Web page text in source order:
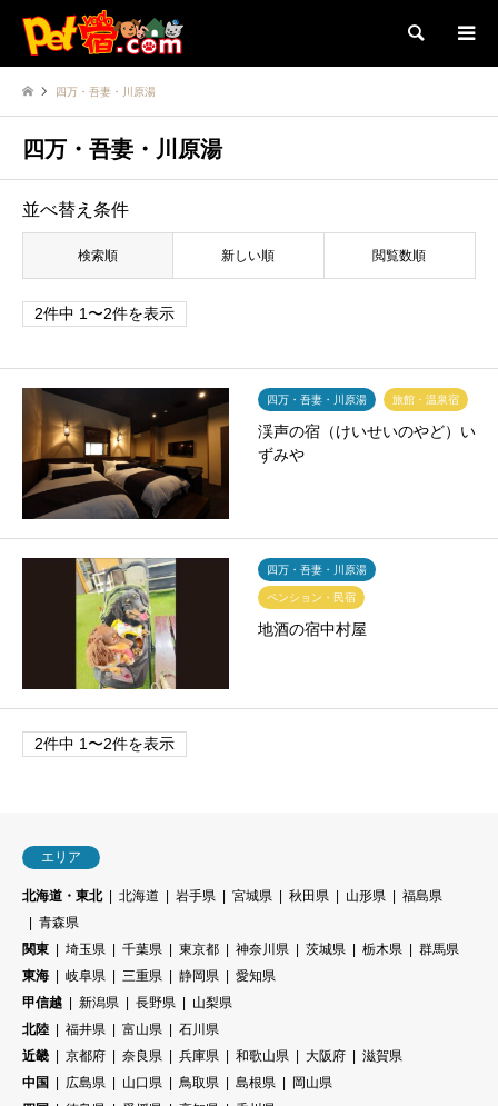
検索
四万・吾妻・川原湯
四万・吾妻・川原湯
並べ替え条件
検索順 新しい順 閲覧数順
2件中 1〜2件を表示
四万・吾妻・川原湯 旅館・温泉宿
渓声の宿（けいせいのやど）い
ずみや
四万・吾妻・川原湯
ペンション・民宿
地酒の宿中村屋
2件中 1〜2件を表示
エリア
北海道・東北 北海道 岩手県 宮城県 秋田県 山形県
福島県
青森県
関東
埼玉県 千葉県 東京都 神奈川県 茨城県 栃木県
群馬県
東海
岐阜県 三重県 静岡県
愛知県
甲信越
新潟県 長野県
山梨県
北陸
福井県 富山県
石川県
近畿
京都府 奈良県 兵庫県 和歌山県 大阪府
滋賀県
中国
広島県 山口県 鳥取県 島根県
岡山県